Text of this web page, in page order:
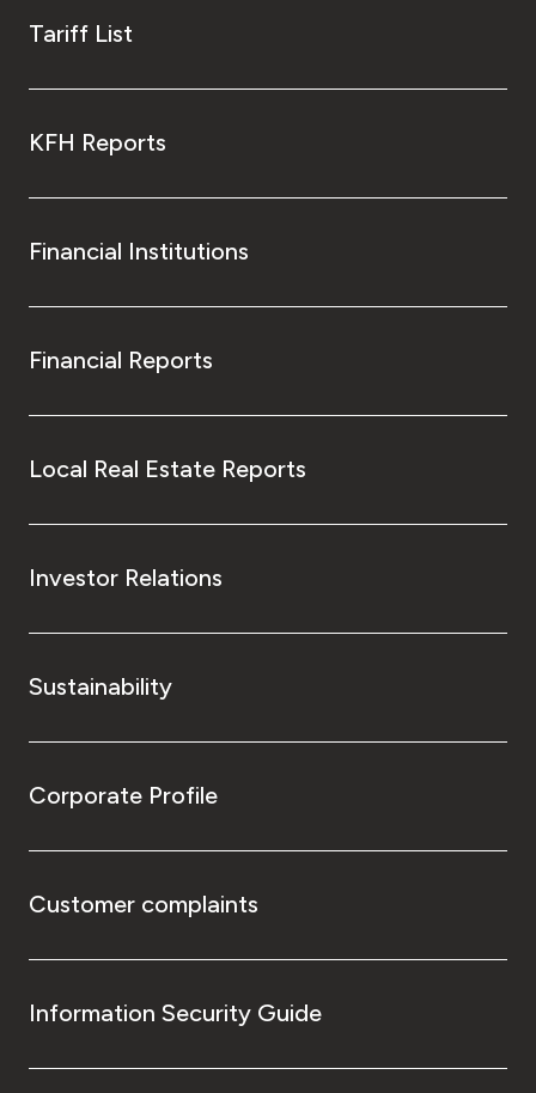
Tariff List
KFH Reports
Financial Institutions
Financial Reports
Local Real Estate Reports
Investor Relations
Sustainability
Corporate Profile
Customer complaints
Information Security Guide